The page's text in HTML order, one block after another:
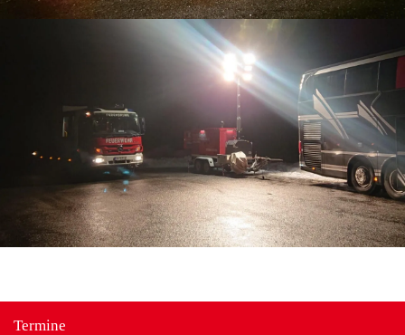
Termine